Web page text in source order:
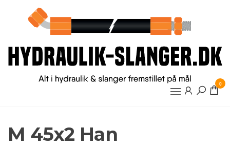
0
M 45x2 Han